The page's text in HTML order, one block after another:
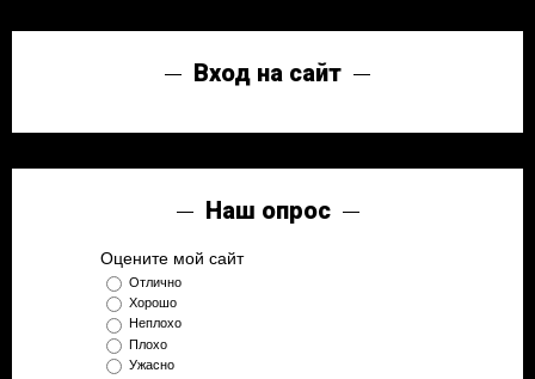
Вход на сайт
Наш опрос
Оцените мой сайт
Отлично
Хорошо
Неплохо
Плохо
Ужасно